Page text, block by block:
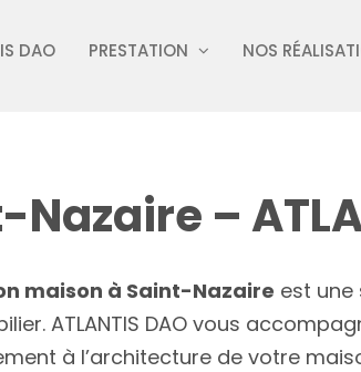
DAO PRESTATION NOS
–
maison à Saint-Nazaire est une
ATLANTIS DAO vous
à l’architecture de votre